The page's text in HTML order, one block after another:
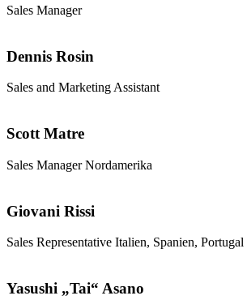
Sales Manager
Dennis Rosin
Sales and Marketing Assistant
Scott Matre
Sales Manager Nordamerika
Giovani Rissi
Sales Representative Italien, Spanien,
Yasushi „Tai“ Asano